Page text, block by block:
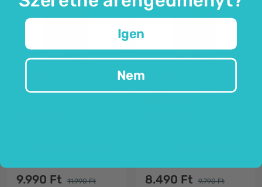
Mio-inozitol 2000 mg
9.990 Ft 11.990 Ft
Liposzomás C-vitamin
8.490 Ft 9.790 Ft
Igen
Nem